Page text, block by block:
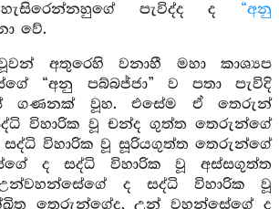
පැවිද්ද ද “අනු
වේ.
අතුරෙහි වනාහී මහා කාශ්‍යප
“අනු පබ්බජ්ජා” ව පතා පැවිදි
ගණනක් වූහ. එසේම ඒ තෙරුන්
විහාරික වූ චන්ද ගුත්ත තෙරුන්ගේ
විහාරික වූ සූරියගුත්ත තෙරුන්ගේ
ද සද්ධි විහාරික වූ අස්සගුත්ත
ද සද්ධි විහාරික වූ
තෙරුන්ගේද, උන් වහන්සේගේ ද